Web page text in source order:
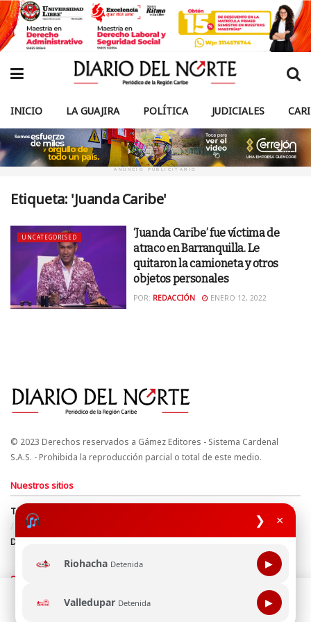
❯ ×
Riohacha Detenida ▶
Valledupar Detenida ▶
INICIO LA GUAJIRA POLÍTICA JUDICIALES
ANUNCIO PUBLICITARIO
Etiqueta: 'Juanda Caribe'
UNCATEGORISED
‘Juanda Caribe’ fue víctima de
atraco en Barranquilla. Le
quitaron la camioneta y otros
objetos personales
POR: REDACCIÓN ENERO 12, 2022
© 2023 Derechos reservados a Gámez Editores - Sistema Cardenal
S.A.S. - Prohibida la reproducción parcial o total de este medio.
Nuestros sitios
Términos y Condiciones
Derechos de Autor y Propiedad Intelectual
Política de uso de cookies
Política de Tratamiento de Datos
Directrices Editoriales
Síguenos
Esta página web usa cookie para mejorar tu experiencia de
navegación, al continuar aceptas nuestra política de uso de